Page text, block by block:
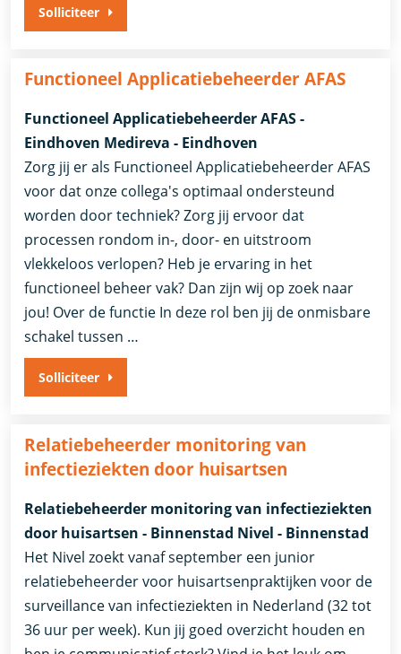
Solliciteer
Functioneel Applicatiebeheerder AFAS
Functioneel Applicatiebeheerder AFAS -
Eindhoven Medireva - Eindhoven
Zorg jij er als Functioneel Applicatiebeheerder AFAS
voor dat onze collega's optimaal ondersteund
worden door techniek? Zorg jij ervoor dat
processen rondom in-, door- en uitstroom
vlekkeloos verlopen? Heb je ervaring in het
functioneel beheer vak? Dan zijn wij op zoek naar
jou! Over de functie In deze rol ben jij de onmisbare
schakel tussen …
Solliciteer
Relatiebeheerder monitoring van
infectieziekten door huisartsen
Relatiebeheerder monitoring van infectieziekten
door huisartsen - Binnenstad Nivel - Binnenstad
Het Nivel zoekt vanaf september een junior
relatiebeheerder voor huisartsenpraktijken voor de
surveillance van infectieziekten in Nederland (32 tot
36 uur per week). Kun jij goed overzicht houden en